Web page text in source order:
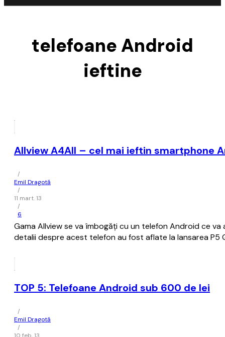
telefoane Android
ieftine
Allview A4All – cel mai ieftin smartphone
/
Emil Dragotă
/
11 mart. 13
/
6
Gama Allview se va îmbogăți cu un telefon Android ce
detalii despre acest telefon au fost aflate la lansarea P5
TOP 5: Telefoane Android sub 600 de lei
/
Emil Dragotă
/